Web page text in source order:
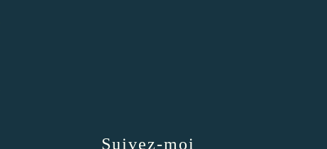
Suivez-moi